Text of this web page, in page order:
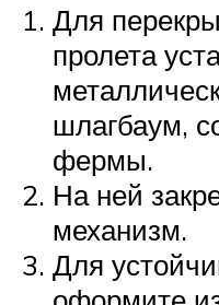
Для
пролета
шлагбаум,
фермы.
На ней
механизм.
Для